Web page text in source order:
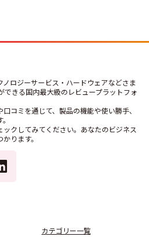
ロジーサービス・ハードウェアなどさま
できる国内最大級のレビュープラットフォ
コミを通じて、製品の機能や使い勝手、
クしてみてください。あなたのビジネス
ります。
カテゴリー一覧